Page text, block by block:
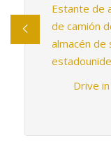
Estante de
de camión
almacén de
Drive